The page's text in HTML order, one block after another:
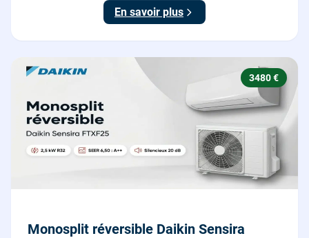
En savoir plus
3480 €
Monosplit réversible Daikin Sensira